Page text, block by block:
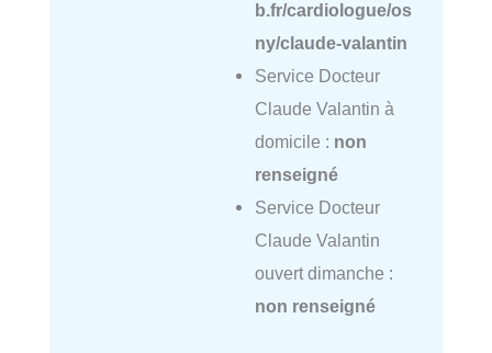
b.fr/cardiologue/os
ny/claude-valantin
Service Docteur
Claude Valantin à
domicile : non
renseigné
Service Docteur
Claude Valantin
ouvert dimanche :
non renseigné